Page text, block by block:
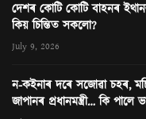
দেশৰ কোটি কোটি বাহনৰ
কিয় চিন্তিত সকলো?
July 9, 2026
ন-কইনাৰ দৰে সজোৱা চহৰ,
জাপানৰ প্ৰধানমন্ত্ৰী… কি পালে